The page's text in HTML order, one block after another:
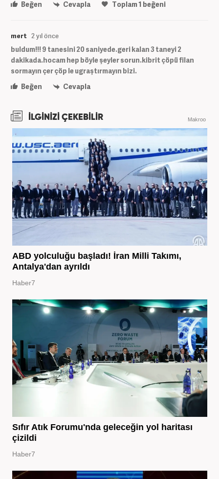
Beğen Cevapla Toplam1 beğeni
mert 2 yıl önce
buldum!!! 9 tanesini 20 saniyede.geri kalan 3 taneyi 2
dakikada.hocam hep böyle şeyler sorun.kibrit çöpü filan
sormayın çer çöp le ugraştırmayın bizi.
Beğen
Cevapla
İLGİNİZİ ÇEKEBİLİR Makroo
ABD yolculuğu başladı! İran Milli Takımı,
Antalya'dan ayrıldı
Haber7
Sıfır Atık Forumu'nda geleceğin yol haritası
çizildi
Haber7